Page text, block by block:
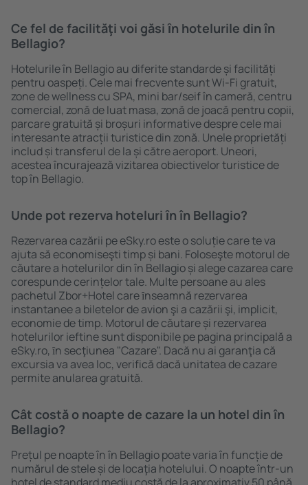
Ce fel de facilităţi voi găsi ȋn hotelurile din în
Bellagio?
Hotelurile în Bellagio au diferite standarde și facilități
pentru oaspeți. Cele mai frecvente sunt Wi-Fi gratuit,
zone de wellness cu SPA, mini bar/seif în cameră, centru
comercial, zonă de luat masa, zonă de joacă pentru copii,
parcare gratuită și broșuri informative despre cele mai
interesante atracții turistice din zonă. Unele proprietăți
includ și transferul de la și către aeroport. Uneori,
acestea încurajează vizitarea obiectivelor turistice de
top în Bellagio.
Unde pot rezerva hoteluri ȋn în Bellagio?
Rezervarea cazării pe eSky.ro este o soluție care te va
ajuta să economiseşti timp și bani. Foloseşte motorul de
căutare a hotelurilor din în Bellagio și alege cazarea care
corespunde cerințelor tale. Multe persoane au ales
pachetul Zbor+Hotel care ȋnseamnă rezervarea
instantanee a biletelor de avion şi a cazării şi, implicit,
economie de timp. Motorul de căutare și rezervarea
hotelurilor ieftine sunt disponibile pe pagina principală a
eSky.ro, ȋn secţiunea "Cazare". Dacă nu ai garanţia că
excursia va avea loc, verifică dacă unitatea de cazare
permite anularea gratuită.
Cât costă o noapte de cazare la un hotel din în
Bellagio?
Prețul pe noapte în în Bellagio poate varia în funcție de
numărul de stele și de locaţia hotelului. O noapte într-un